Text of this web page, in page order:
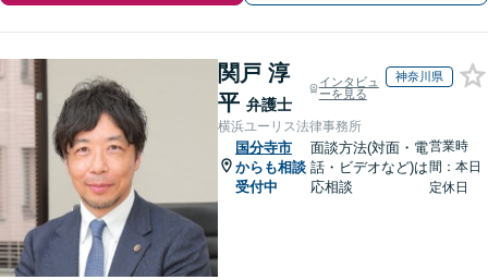
関戸 淳
平 弁護士
インタビュ
ーを見る
神奈川県
横浜ユーリス法律事務所
国分寺市
からも相談
受付中
面談方法(対面・電
話・ビデオなど)は
応相談
営業時
間：本日
定休日